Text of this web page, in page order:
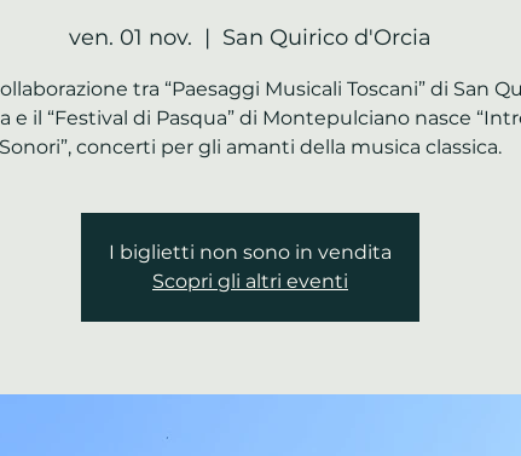
ven. 01 nov.
  |
San Quirico d'Orcia
tra “Paesaggi Musicali Toscani” di San
e il “Festival di Pasqua” di Montepulciano nasce
Sonori”, concerti per gli amanti della musica classica.
I biglietti non sono in vendita
Scopri gli altri eventi